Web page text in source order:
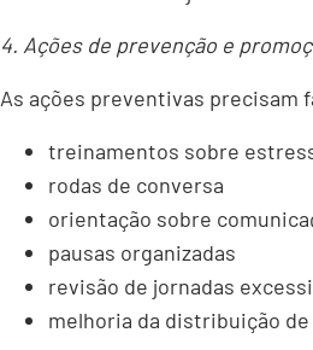
4. Ações de prevenção e
As ações preventivas precisam
treinamentos sobre
rodas de conversa
orientação sobre
pausas organizadas
revisão de jornadas
melhoria da distribuição de